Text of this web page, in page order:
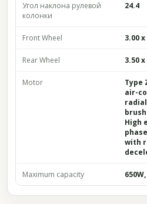
Угол наклона рулевой
колонки
24.4
Front Wheel 3.00 x
Rear Wheel 3.50 x
Motor
Type
air-
High
with
Maximum capacity